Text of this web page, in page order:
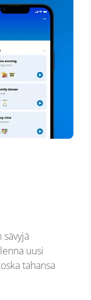
uusi
tahansa